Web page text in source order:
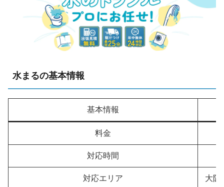
水まるの基本情報
基本情報
料金
対応時間
対応エリア 大阪